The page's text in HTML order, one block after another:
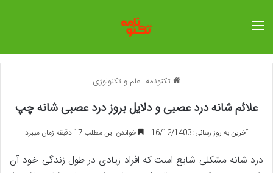
تکنونامه |علم و تکنولوژی
علائم شانه درد عصبی و دلایل بروز درد عصبی شانه چپ
آخرین به روز رسانی: 16/12/1403 خواندن این مطلب 17 دقیقه زمان میبرد
درد شانه مشکلی شایع است که افراد زیادی در طول زندگی خود آن